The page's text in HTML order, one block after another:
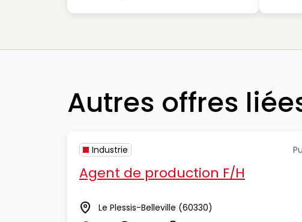
Autres offres
Industrie
Agent de production F/H
Lieu Le Plessis-Belleville (60330)